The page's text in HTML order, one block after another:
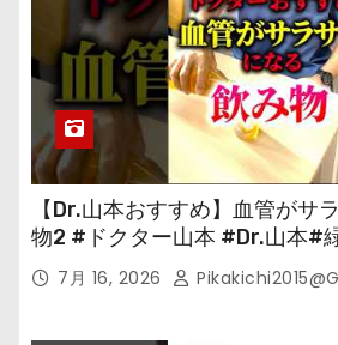
【Dr.山本おすすめ】血管がサ
物2 #ドクター山本 #Dr.山本#
7月 16, 2026